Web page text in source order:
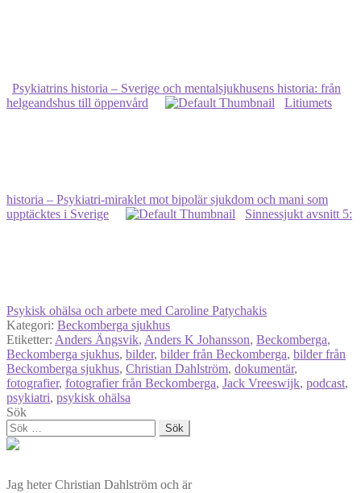
Psykiatrins historia – Sverige och mentalsjukhusens historia: från
helgeandshus till öppenvård
Litiumets
historia ‒ Psykiatri-miraklet mot bipolär sjukdom och mani som
upptäcktes i Sverige
Sinnessjukt avsnitt 5:
Psykisk ohälsa och arbete med Caroline Patychakis
Kategori: Beckomberga sjukhus
Etiketter: Anders Ängsvik, Anders K Johansson, Beckomberga,
Beckomberga sjukhus, bilder, bilder från Beckomberga, bilder från
Beckomberga sjukhus, Christian Dahlström, dokumentär,
fotografier, fotografier från Beckomberga, Jack Vreeswijk, podcast,
psykiatri, psykisk ohälsa
Sök
Sök
efter:
Jag heter Christian Dahlström och är